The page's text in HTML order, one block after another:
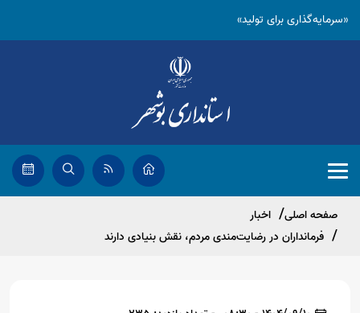
«سرمایه‌گذاری برای تولید»
صفحه اصلی
اخبار
فرمانداران در رضایت‌مندی مردم، نقش بنیادی دارند